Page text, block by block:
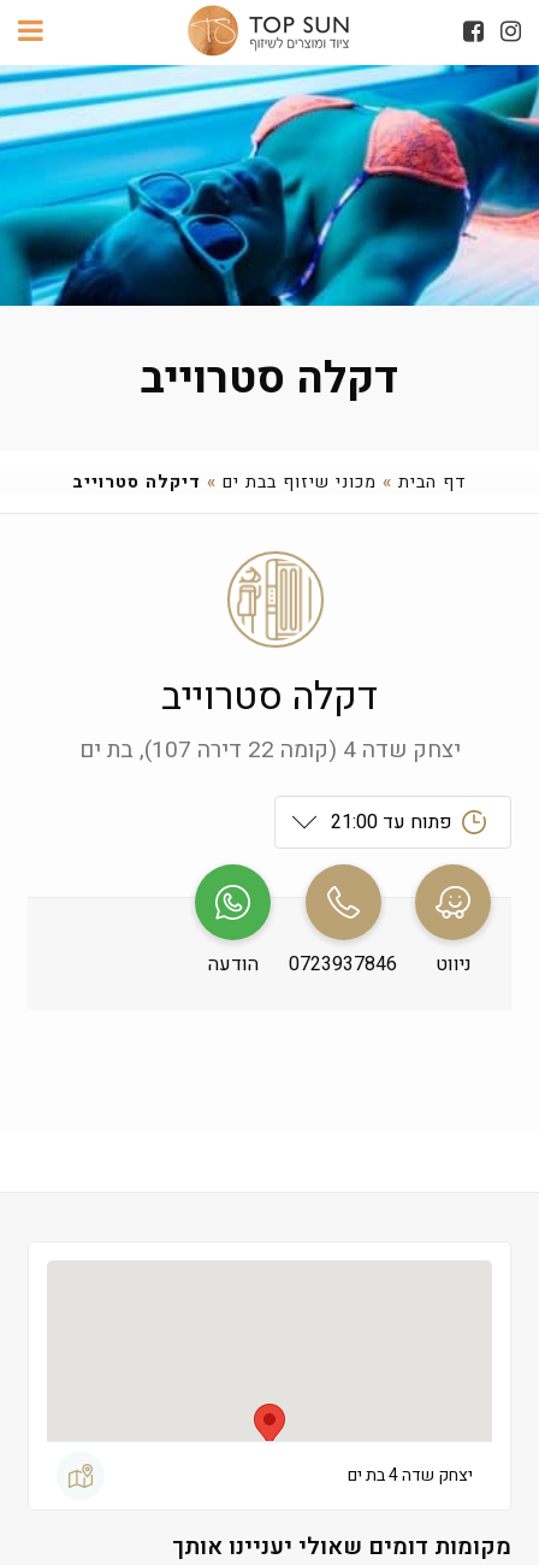
דקלה סטרוייב
דף הבית » מכוני שיזוף בבת ים » דיקלה סטרוייב
דקלה סטרוייב
יצחק שדה 4 (קומה 22 דירה 107), בת ים
פתוח עד 21:00
ראשון
שני
09:00-21:00
שלישי
ניווט 0723937846 הודעה
יצחק שדה 4 בת ים
מקומות דומים שאולי יעניינו אותך